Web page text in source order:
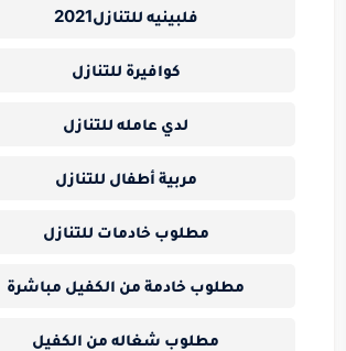
فلبينيه للتنازل2021
كوافيرة للتنازل
لدي عامله للتنازل
مربية أطفال للتنازل
مطلوب خادمات للتنازل
مطلوب خادمة من الكفيل مباشرة
مطلوب شغاله من الكفيل